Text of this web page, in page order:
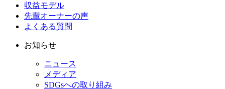
収益モデル
先輩オーナーの声
よくある質問
お知らせ
ニュース
メディア
SDGsへの取り組み